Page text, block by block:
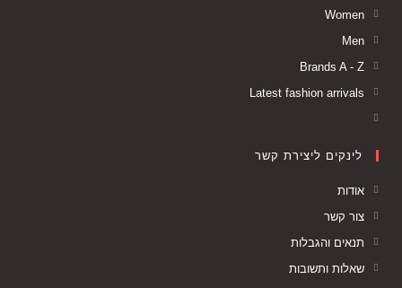
Women
Men
Brands A - Z
Latest fashion arrivals
לינקים ליצירת קשר
אודות
צור קשר
תנאים והגבלות
שאלות ותשובות